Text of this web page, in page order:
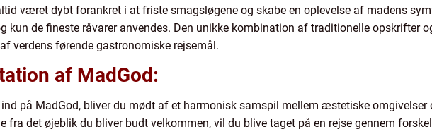
været dybt forankret i at friste smagsløgene og skabe en oplevelse af madens
kun de fineste råvarer anvendes. Den unikke kombination af traditionelle opskrifter
verdens førende gastronomiske rejsemål.
af MadGod:
på MadGod, bliver du mødt af et harmonisk samspil mellem æstetiske omgivelser
fra det øjeblik du bliver budt velkommen, vil du blive taget på en rejse gennem